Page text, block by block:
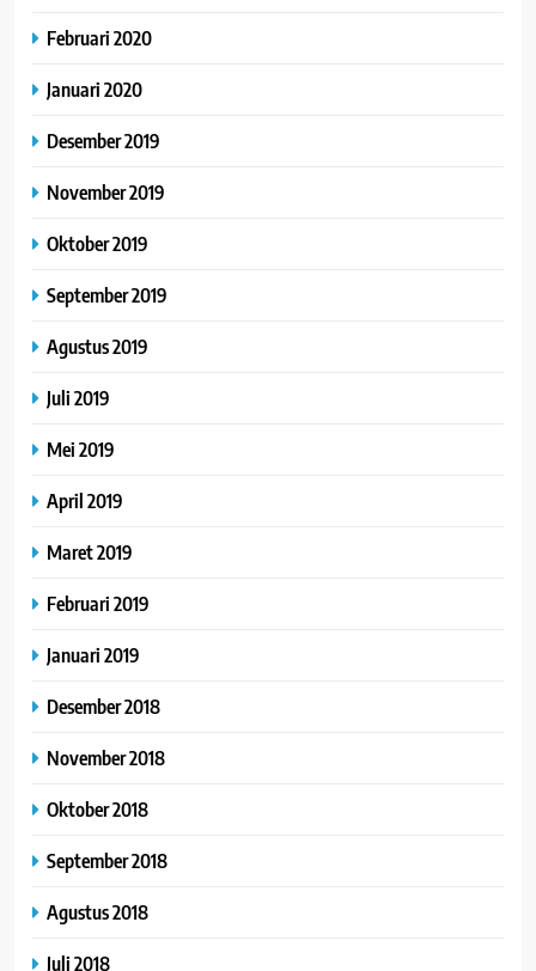
Februari 2020
Januari 2020
Desember 2019
November 2019
Oktober 2019
September 2019
Agustus 2019
Juli 2019
Mei 2019
April 2019
Maret 2019
Februari 2019
Januari 2019
Desember 2018
November 2018
Oktober 2018
September 2018
Agustus 2018
Juli 2018